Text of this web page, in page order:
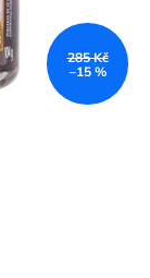
285 Kč
–15 %